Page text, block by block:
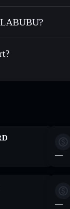
öffentlich
nicht
—
—